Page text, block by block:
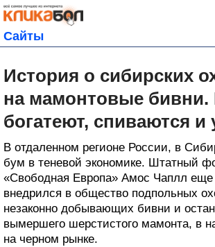
Сайты
История о сибирских
на мамонтовые бивни.
богатеют, спиваются и
В отдаленном регионе России, в
бум в теневой экономике. Штатный
«Свободная Европа» Амос Чаплл еще
внедрился в общество подпольных
незаконно добывающих бивни и
вымершего шерстистого мамонта, в
на черном рынке.